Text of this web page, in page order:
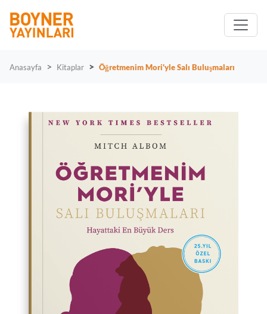
Anasayfa Kitaplar Öğretmenim Mori'yle Salı Buluşmaları